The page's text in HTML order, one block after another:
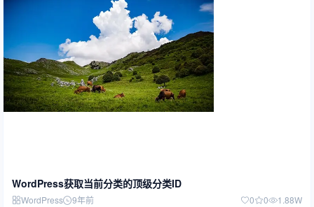
WordPress获取当前分类的顶级分类ID
WordPress 9年前 0 0 1.88W